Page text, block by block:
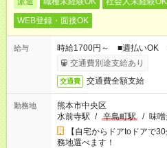
WEB登録・面接OK
給与
時給1700円～ ■週払いOK
交通費別途支給あり
交通費 交通費全額支給
勤務地
熊本市中央区
水前寺駅 / 辛島町駅 / 味
【自宅からドアtoドアで
務地選べます！